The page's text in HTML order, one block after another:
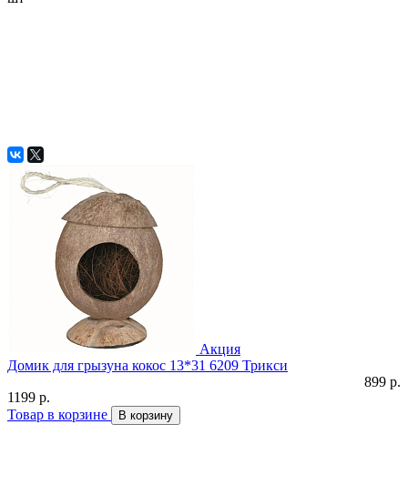
Акция
Домик для грызуна кокос 13*31 6209 Трикси
899 р.
1199 р.
Товар в корзине
В корзину